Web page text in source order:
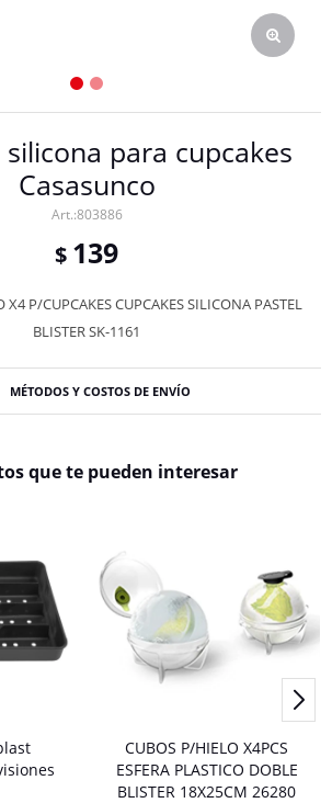
para cupcakes
Casasunco
803886
$ 139
X4 P/CUPCAKES CUPCAKES SILICONA PASTEL
BLISTER SK-1161
MÉTODOS Y COSTOS DE ENVÍO
que te pueden interesar
CUBOS P/HIELO X4PCS
ESFERA PLASTICO DOBLE
BLISTER 18X25CM 26280